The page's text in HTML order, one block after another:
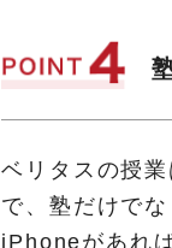
ベリタスの授
で、塾だけで
iPhoneがあれ